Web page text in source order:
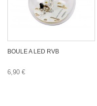
BOULE A LED RVB
6,90 €